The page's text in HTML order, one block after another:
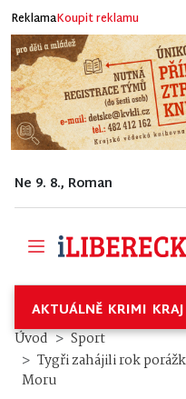
ReklamaKoupit reklamu
Ne 9. 8., Roman
AKTUÁLNĚ KRIMI KRAJ
Úvod
Sport
Tygři zahájili rok
Moru